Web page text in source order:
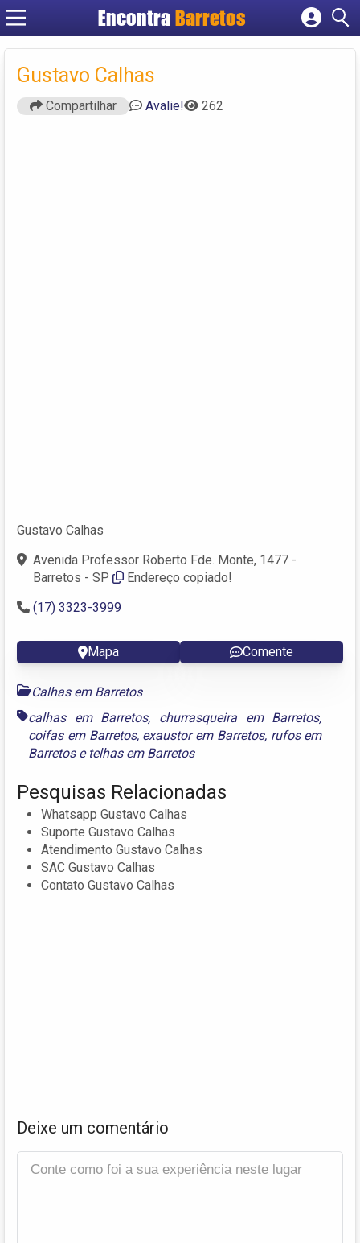
Encontra Barretos
Cadastrar empresa
Gustavo Calhas
Compartilhar Avalie! 262
Gustavo Calhas
Avenida Professor Roberto Fde. Monte, 1477 -
Barretos - SP
Endereço copiado!
(17) 3323-3999
Mapa Comente
Calhas em Barretos
calhas em Barretos, churrasqueira em Barretos,
coifas em Barretos, exaustor em Barretos, rufos em
Barretose telhas em Barretos
Pesquisas Relacionadas
Whatsapp Gustavo Calhas
Suporte Gustavo Calhas
Atendimento Gustavo Calhas
SAC Gustavo Calhas
Contato Gustavo Calhas
Deixe um comentário